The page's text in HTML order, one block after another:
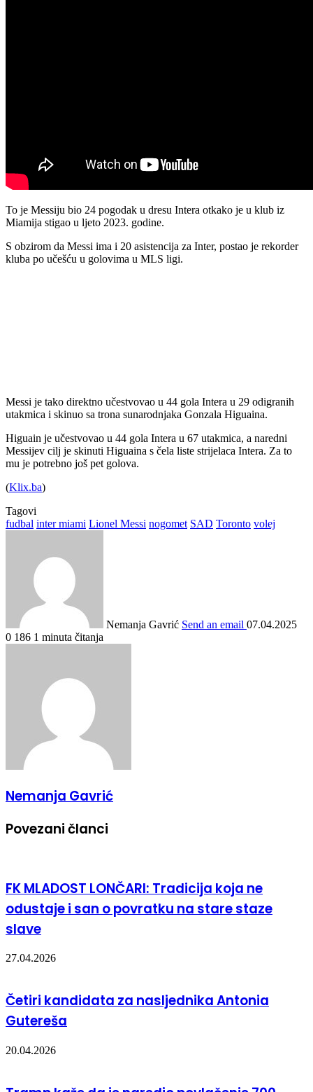
To je Messiju bio 24 pogodak u dresu Intera otkako je u klub iz
Miamija stigao u ljeto 2023. godine.
S obzirom da Messi ima i 20 asistencija za Inter, postao je rekorder
kluba po učešću u golovima u MLS ligi.
Messi je tako direktno učestvovao u 44 gola Intera u 29 odigranih
utakmica i skinuo sa trona sunarodnjaka Gonzala Higuaina.
Higuain je učestvovao u 44 gola Intera u 67 utakmica, a naredni
Messijev cilj je skinuti Higuaina s čela liste strijelaca Intera. Za to
mu je potrebno još pet golova.
(Klix.ba)
Tagovi
fudbal inter miami Lionel Messi nogomet SAD Toronto volej
Nemanja Gavrić Send an email 07.04.2025
0 186 1 minuta čitanja
Nemanja Gavrić
Povezani članci
FK MLADOST LONČARI: Tradicija koja ne
odustaje i san o povratku na stare staze
slave
27.04.2026
Četiri kandidata za nasljednika Antonia
Gutereša
20.04.2026